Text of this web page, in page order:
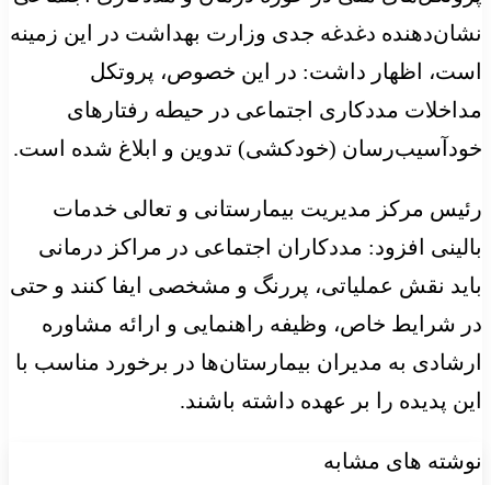
نشان‌دهنده دغدغه جدی وزارت بهداشت در این زمینه
است، اظهار داشت: در این خصوص، پروتکل
مداخلات مددکاری اجتماعی در حیطه رفتارهای
خودآسیب‌رسان (خودکشی) تدوین و ابلاغ شده است.
رئیس مرکز مدیریت بیمارستانی و تعالی خدمات
بالینی افزود: مددکاران اجتماعی در مراکز درمانی
باید نقش عملیاتی، پررنگ و مشخصی ایفا کنند و حتی
در شرایط خاص، وظیفه راهنمایی و ارائه مشاوره
ارشادی به مدیران بیمارستان‌ها در برخورد مناسب با
این پدیده را بر عهده داشته باشند.
نوشته های مشابه